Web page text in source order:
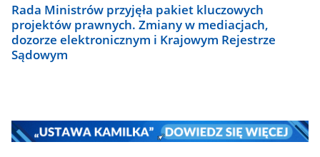
Rada Ministrów przyjęła pakiet kluczowych
projektów prawnych. Zmiany w mediacjach,
dozorze elektronicznym i Krajowym Rejestrze
Sądowym